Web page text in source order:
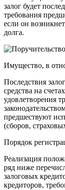
залог будет
требования
если он
долга.
Имущество, в
Последствия
средства на
удовлетворения
предшествуют
(сборов,
Порядок
Реализация
ряд ниже
залоговых
кредиторов,